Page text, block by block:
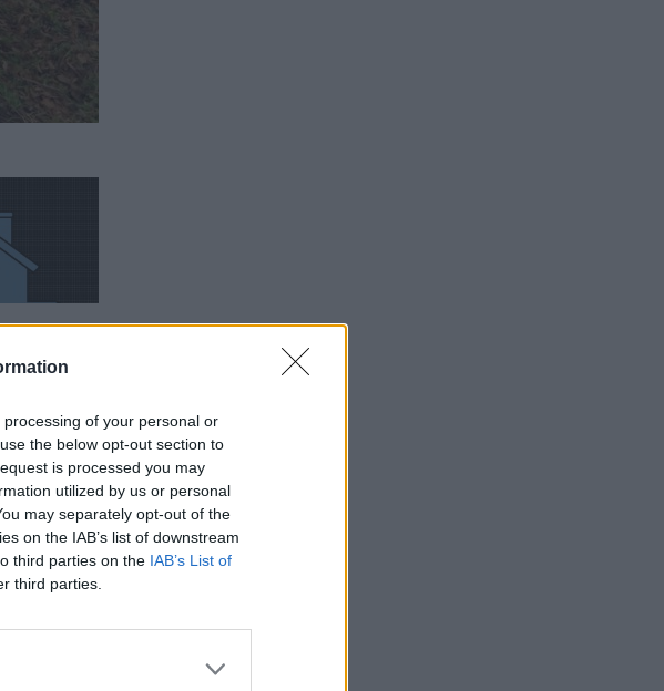
of your personal or
the below opt-out section to
is processed you may
utilized by us or personal
may separately opt-out of the
on the IAB’s list of downstream
third parties on the IAB’s List of
third parties.
bylo
sluncem,
z druhého
do
na
zastavil
přehlédl